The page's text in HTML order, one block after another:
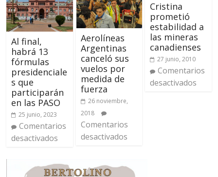
Al final,
habrá 13
fórmulas
presidenciale
s que
participarán
en las PASO
25 junio, 2023
Comentarios
desactivados
Aerolíneas
Argentinas
canceló sus
vuelos por
medida de
fuerza
26 noviembre,
2018
Comentarios
desactivados
Cristina
prometió
estabilidad a
las mineras
canadienses
27 junio, 2010
Comentarios
desactivados